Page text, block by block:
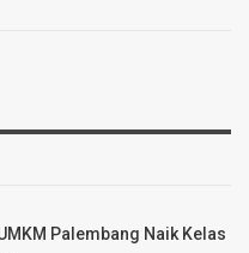
Palembang Naik Kelas